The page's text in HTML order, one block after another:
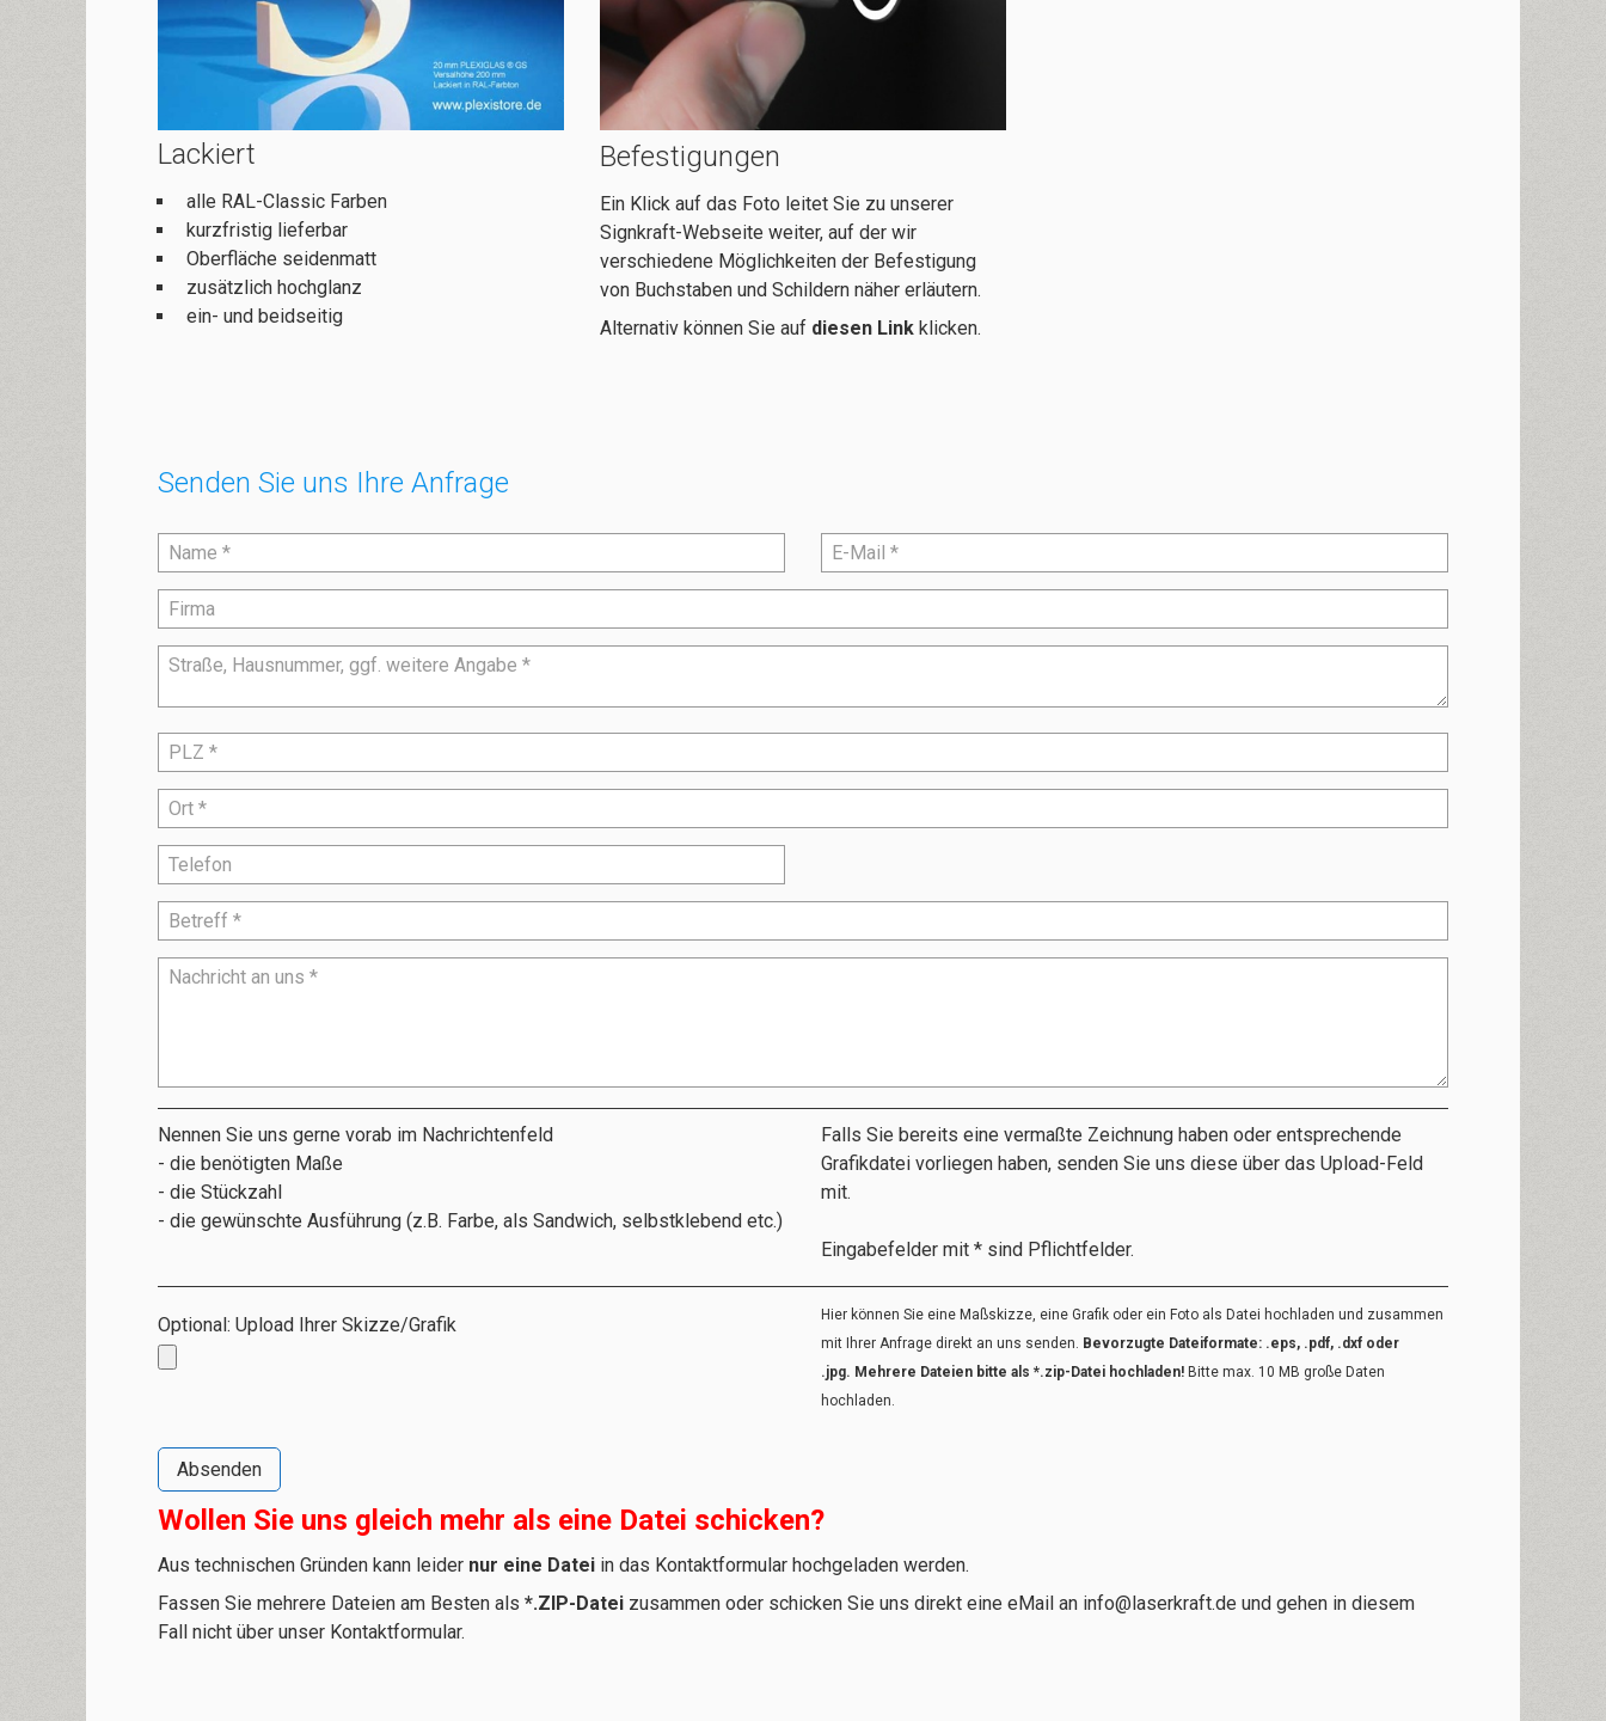
Lackiert
alle RAL-Classic Farben
kurzfristig lieferbar
Oberfläche seidenmatt
zusätzlich hochglanz
ein- und beidseitig
Befestigungen
Ein Klick auf das Foto leitet Sie zu unserer
Signkraft-Webseite weiter, auf der wir
verschiedene Möglichkeiten der Befestigung
von Buchstaben und Schildern näher erläutern.
Alternativ können Sie auf diesen Link klicken.
Senden Sie uns Ihre Anfrage
Nennen Sie uns gerne vorab im Nachrichtenfeld
- die benötigten Maße
- die Stückzahl
- die gewünschte Ausführung (z.B. Farbe, als Sandwich, selbstklebend etc.)
Falls Sie bereits eine vermaßte Zeichnung haben oder entsprechende
Grafikdatei vorliegen haben, senden Sie uns diese über das Upload-Feld
mit.
Eingabefelder mit * sind Pflichtfelder.
Optional: Upload Ihrer Skizze/Grafik
Hier können Sie eine Maßskizze, eine Grafik oder ein Foto als Datei hochladen und zusammen
mit Ihrer Anfrage direkt an uns senden. Bevorzugte Dateiformate: .eps, .pdf, .dxf oder
.jpg. Mehrere Dateien bitte als *.zip-Datei hochladen! Bitte max. 10 MB große Daten
hochladen.
Wollen Sie uns gleich mehr als eine Datei schicken?
Aus technischen Gründen kann leider nur eine Datei in das Kontaktformular hochgeladen werden.
Fassen Sie mehrere Dateien am Besten als *.ZIP-Datei zusammen oder schicken Sie uns direkt eine eMail an info@laserkraft.de und gehen in diesem
Fall nicht über unser Kontaktformular.